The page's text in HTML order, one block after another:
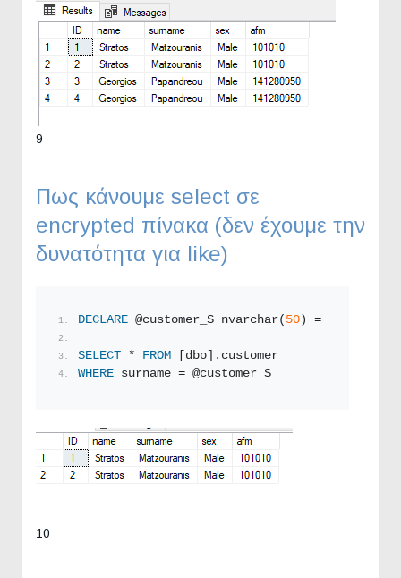
9
Πως κάνουμε select σε
encrypted πίνακα (δεν έχουμε την
δυνατότητα για like)
DECLARE @customer_S nvarchar( 50) =
SELECT * FROM [dbo].customer
WHERE surname = @customer_S
10